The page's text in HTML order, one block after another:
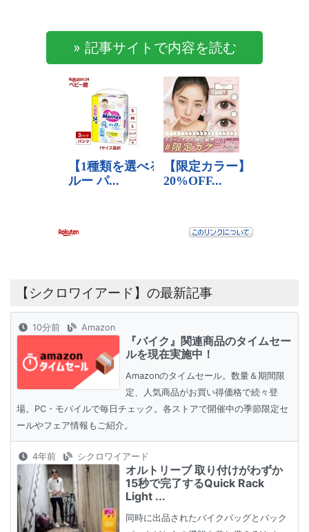
» 記事サイトで内容を読む
【シクロワイアード】の最新記事
10分前 Amazon
『バイク』関連商品のタイムセー
ルを現在実施中！
Amazonのタイムセール。数量＆期間限
定、人気商品がお買い得価格で続々登
場。PC・モバイルで毎日チェック。各ストアで開催中の季節限定セ
ールやフェア情報もご紹介。
4年前 シクロワイアード
オルトリーブ 取り付けがわずか
15秒で完了するQuick Rack
Light ...
同時に出品されたバイクバッグとバック